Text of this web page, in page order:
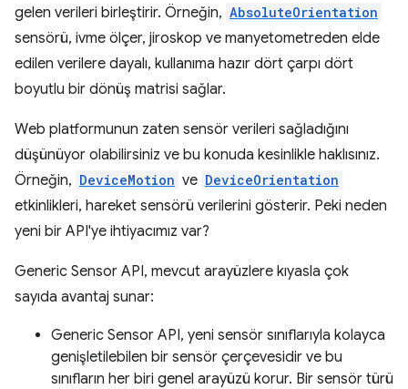
gelen verileri birleştirir. Örneğin, AbsoluteOrientation
sensörü, ivme ölçer, jiroskop ve manyetometreden elde
edilen verilere dayalı, kullanıma hazır dört çarpı dört
boyutlu bir dönüş matrisi sağlar.
Web platformunun zaten sensör verileri sağladığını
düşünüyor olabilirsiniz ve bu konuda kesinlikle haklısınız.
Örneğin, DeviceMotion ve DeviceOrientation
etkinlikleri, hareket sensörü verilerini gösterir. Peki neden
yeni bir API'ye ihtiyacımız var?
Generic Sensor API, mevcut arayüzlere kıyasla çok
sayıda avantaj sunar:
Generic Sensor API, yeni sensör sınıflarıyla kolayca
genişletilebilen bir sensör çerçevesidir ve bu
sınıfların her biri genel arayüzü korur. Bir sensör türü